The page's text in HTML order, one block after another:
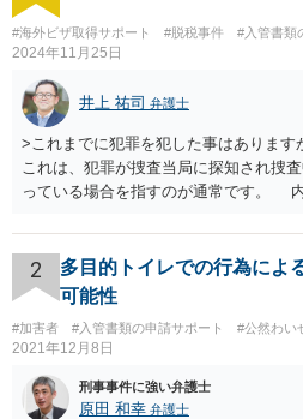
#海外ビザ取得サポート #脱税事件 #入管書類
2024年11月25日
井上 祐司 弁護士
>これまでに犯罪を犯した事はありま
これは、犯罪が捜査当局に探知され捜
っている場合を指すのが通常です。
2
多目的トイレでの行為によ
可能性
#加害者 #入管書類の申請サポート #公然わい
2021年12月8日
刑事事件に強い弁護士
原田 和幸 弁護士